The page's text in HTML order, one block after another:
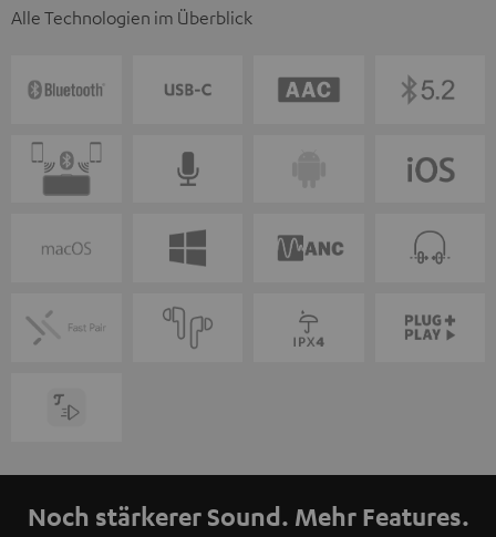
Alle Technologien im Überblick
Noch stärkerer Sound. Mehr Features.